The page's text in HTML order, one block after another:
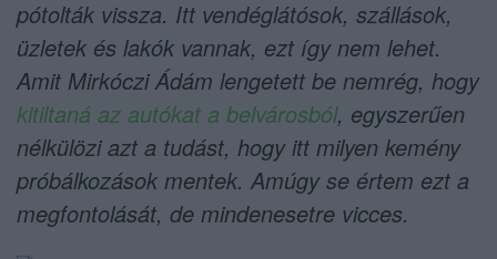
pótolták vissza. Itt vendéglátósok, szállások,
üzletek és lakók vannak, ezt így nem lehet.
Amit Mirkóczi Ádám lengetett be nemrég, hogy
kitiltaná az autókat a belvárosból, egyszerűen
nélkülözi azt a tudást, hogy itt milyen kemény
próbálkozások mentek. Amúgy se értem ezt a
megfontolását, de mindenesetre vicces.